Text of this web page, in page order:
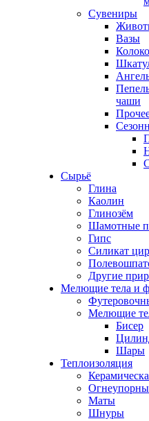
Сувениры
Вазы
чаши
Сырьё
Глина
Каолин
Глинозём
Шамотные
Гипс
Силикат
Другие
Мелющие тела и
Мелющие
Бисер
Шары
Теплоизоляция
Маты
Шнуры